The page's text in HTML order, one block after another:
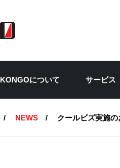
KONGOについて サービス
NEWS クールビズ実施